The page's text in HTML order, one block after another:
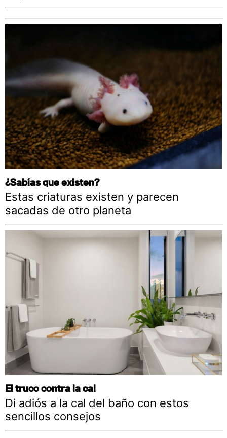
¿Sabías que existen?
Estas criaturas existen y parecen
sacadas de otro planeta
El truco contra la cal
Di adiós a la cal del baño con estos
sencillos consejos